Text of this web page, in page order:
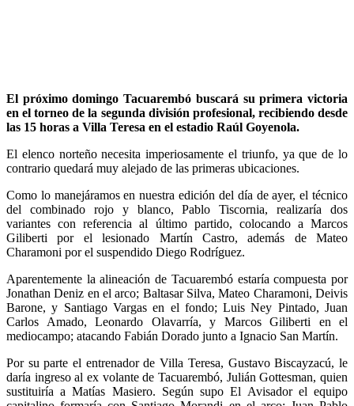
El próximo domingo Tacuarembó buscará su primera victoria
en el torneo de la segunda división profesional, recibiendo desde
las 15 horas a Villa Teresa en el estadio Raúl Goyenola.
El elenco norteño necesita imperiosamente el triunfo, ya que de lo
contrario quedará muy alejado de las primeras ubicaciones.
Como lo manejáramos en nuestra edición del día de ayer, el técnico
del combinado rojo y blanco, Pablo Tiscornia, realizaría dos
variantes con referencia al último partido, colocando a Marcos
Giliberti por el lesionado Martín Castro, además de Mateo
Charamoni por el suspendido Diego Rodríguez.
Aparentemente la alineación de Tacuarembó estaría compuesta por
Jonathan Deniz en el arco; Baltasar Silva, Mateo Charamoni, Deivis
Barone, y Santiago Vargas en el fondo; Luis Ney Pintado, Juan
Carlos Amado, Leonardo Olavarría, y Marcos Giliberti en el
mediocampo; atacando Fabián Dorado junto a Ignacio San Martín.
Por su parte el entrenador de Villa Teresa, Gustavo Biscayzacú, le
daría ingreso al ex volante de Tacuarembó, Julián Gottesman, quien
sustituiría a Matías Masiero. Según supo El Avisador el equipo